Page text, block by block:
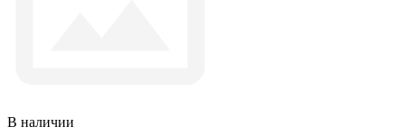
В наличии